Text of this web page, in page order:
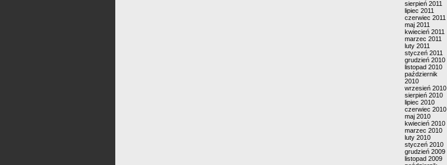
sierpień 2011
lipiec 2011
czerwiec 2011
maj 2011
kwiecień 2011
marzec 2011
luty 2011
styczeń 2011
grudzień 2010
listopad 2010
październik
2010
wrzesień 2010
sierpień 2010
lipiec 2010
czerwiec 2010
maj 2010
kwiecień 2010
marzec 2010
luty 2010
styczeń 2010
grudzień 2009
listopad 2009